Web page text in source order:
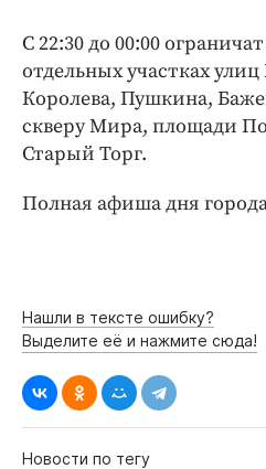
С 22:30 до 00:00
отдельных участках
Королева, Пушкина,
скверу Мира, площади
Старый Торг.
Полная афиша дня
Нашли в тексте ошибку?
Выделите её и нажмите сюда!
Новости по тегу